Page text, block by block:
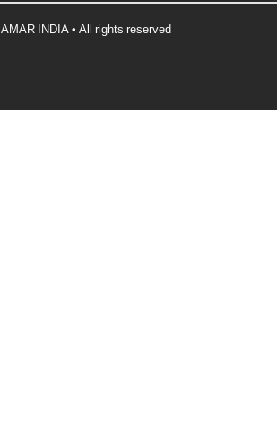
INDIA • All rights reserved